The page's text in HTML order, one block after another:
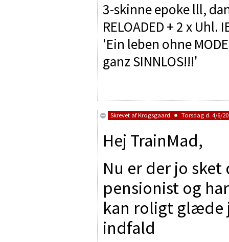
3-skinne epoke lll,
RELOADED + 2 x Uhl.
'Ein leben ohne
ganz SINNLOS!!!'
Skrevet afKrogsgaard Torsdag d. 4/6/
Hej TrainMad,
Nu er der jo
pensionist og
kan roligt glæde
indfald